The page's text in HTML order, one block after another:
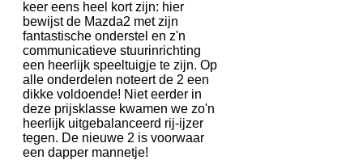
keer eens heel kort zijn: hier
bewijst de Mazda2 met zijn
fantastische onderstel en z'n
communicatieve stuurinrichting
een heerlijk speeltuigje te zijn. Op
alle onderdelen noteert de 2 een
dikke voldoende! Niet eerder in
deze prijsklasse kwamen we zo'n
heerlijk uitgebalanceerd rij-ijzer
tegen. De nieuwe 2 is voorwaar
een dapper mannetje!